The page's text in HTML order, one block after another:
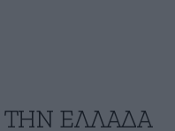
ΤΗΝ ΕΛΛΑΔΑ